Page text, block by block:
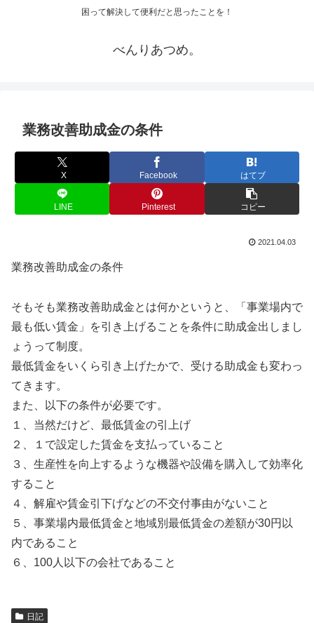
困って解決して便利だと思ったことを！
べんりあつめ。
業務改善助成金の条件
X Facebook はてブ
LINE Pinterest コピー
2021.04.03
業務改善助成金の条件
そもそも業務改善助成金とは何かというと、「事業場内で
最も低い賃金」を引き上げることを条件に助成金出しまし
ょうって制度。
最低賃金をいくら引き上げたかで、受ける助成金も変わっ
てきます。
また、以下の条件が必要です。
１、当然だけど、最低賃金の引上げ
２、１で設定した賃金を支払っていること
３、生産性を向上するような機器や設備を購入して効率化
すること
４、解雇や賃金引下げなどの不交付事由がないこと
５、事業場内最低賃金と地域別最低賃金の差額が30円以
内であること
６、100人以下の会社であること
日記